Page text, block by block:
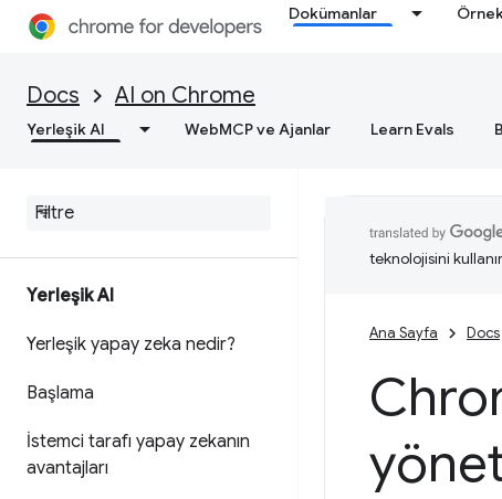
Dokümanlar
Docs AI on Chrome
Yerleşik AI WebMCP ve Ajanlar Learn Evals
Yerleşik AI
Yerleşik yapay zeka nedir?
Başlama
İstemci tarafı yapay zekanın
avantajları
teknolojisini
Ana Sayfa Docs